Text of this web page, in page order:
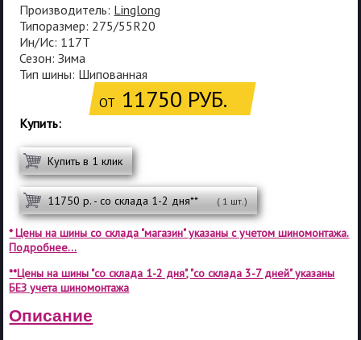
Производитель: Linglong
Типоразмер: 275/55R20
Ин/Ис: 117T
Сезон: Зима
Тип шины: Шипованная
ОТ 11750 РУБ.
Купить:
Купить в 1 клик
11750 р. - со склада 1-2 дня** ( 1 шт.)
* Цены на шины со склада "магазин" указаны с учетом шиномонтажа.
Подробнее...
**Цены на шины "со склада 1-2 дня", "со склада 3-7 дней" указаны
БЕЗ учета шиномонтажа
Описание